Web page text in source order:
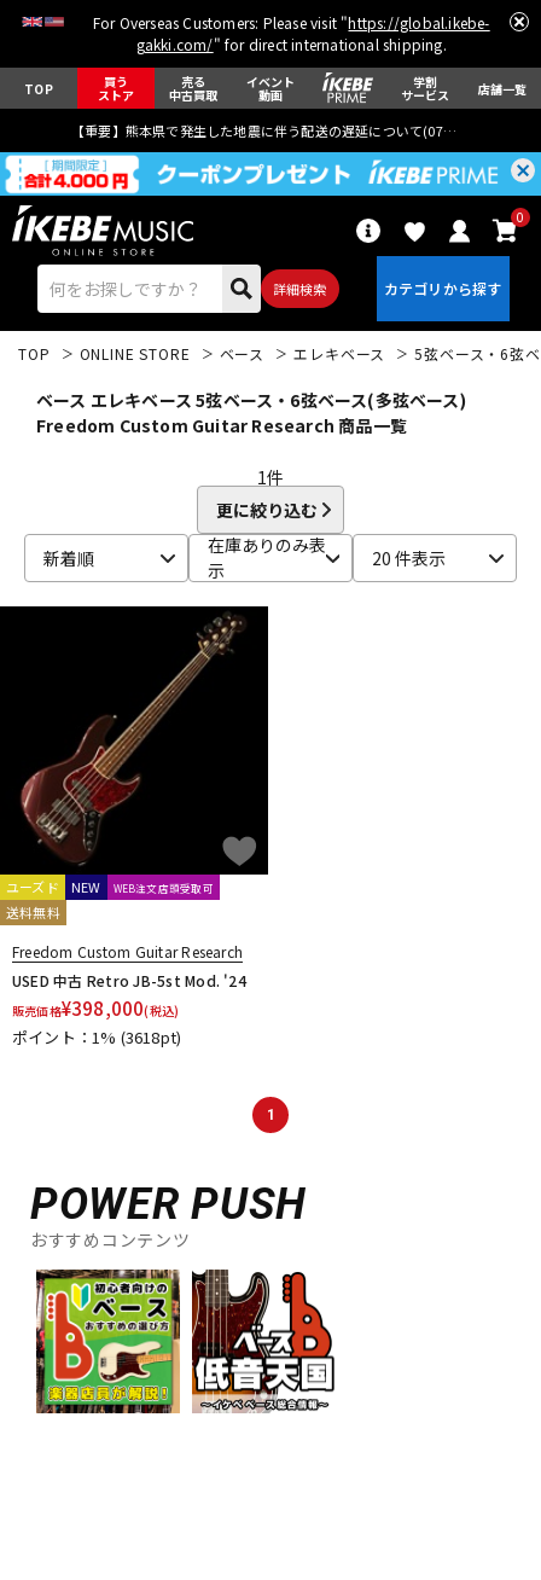
For Overseas Customers: Please visit "https://global.ikebe-
gakki.com/" for direct international shipping.
TOP 買う
ストア
売る
中古買取
イベント
動画
学割
サービス 店舗一覧
【重要】熊本県で発生した地震に伴う配送の遅延について(07月29日
詳細検索
0
ベース ウクレレ
キーボード
DJ機器
配信/ライブ機器
中古
TOP ONLINE STORE ベース エレキベース 5弦ベース・6弦
ベース エレキベース 5弦ベース・6弦ベース(多弦ベース)
Freedom Custom Guitar Research 商品一覧
1件
更に絞り込む
新着順
在庫ありのみ表
示
20 件表示
ユーズド NEW WEB注文店頭受取可
送料無料
Freedom Custom Guitar Research
USED 中古 Retro JB-5st Mod. '24
販売価格¥398,000(税込)
ポイント：1% (3618pt)
1
POWER PUSH
おすすめコンテンツ